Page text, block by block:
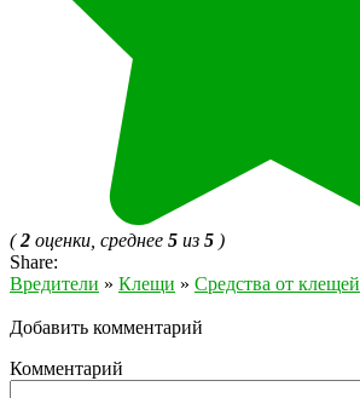
(2 оценки, среднее 5 из 5 )
Share:
Вредители » Клещи » Средства от клещей
Добавить комментарий
Комментарий